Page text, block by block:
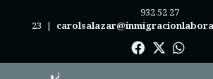
932 52 27
23